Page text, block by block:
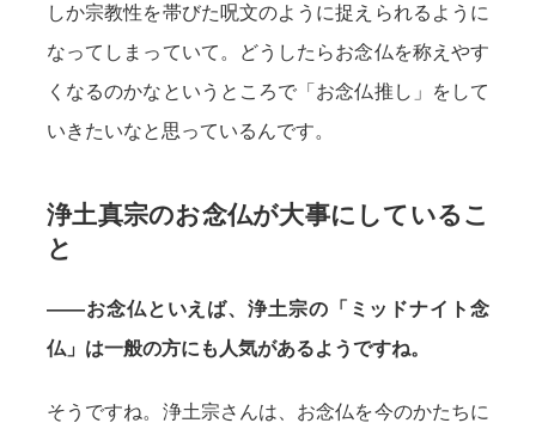
しか宗教性を帯びた呪文のように捉えられるように
なってしまっていて。どうしたらお念仏を称えやす
くなるのかなというところで「お念仏推し」をして
いきたいなと思っているんです。
浄土真宗のお念仏が大事にしているこ
と
——お念仏といえば、浄土宗の「ミッドナイト念
仏」は一般の方にも人気があるようですね。
そうですね。浄土宗さんは、お念仏を今のかたちに